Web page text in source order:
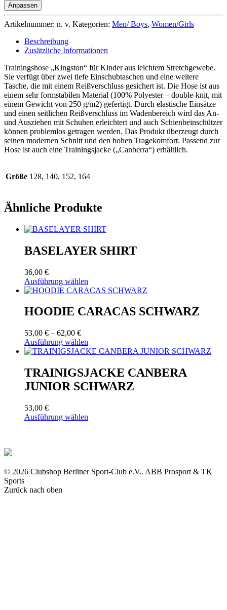
Menge
Anpassen
Artikelnummer: n. v. Kategorien: Men/ Boys, Women/Girls
Beschreibung
Zusätzliche Informationen
Trainingshose „Kingston“ für Kinder aus leichtem Stretchgewebe.
Sie verfügt über zwei tiefe Einschubtaschen und eine weitere
Tasche, die mit einem Reißverschluss gesichert ist. Die Hose ist aus
einem sehr formstabilen Material (100% Polyester – double-knit, mit
einem Gewicht von 250 g/m2) gefertigt. Durch elastische Einsätze
und einen seitlichen Reißverschluss im Wadenbereich wird das An-
und Ausziehen mit Schuhen erleichtert und auch Schienbeinschützer
können problemlos getragen werden. Das Produkt überzeugt durch
seinen modernen Schnitt und den hohen Tragekomfort. Passend zur
Hose ist auch eine Trainingsjacke („Canberra“) erhältlich.
Größe 128, 140, 152, 164
Ähnliche Produkte
BASELAYER SHIRT
36,00 €
Ausführung wählen
Produkt
mehrere
Varianten
Optionen
können
der
Produktseite
gewählt
HOODIE CARACAS SCHWARZ
53,00 € – 62,00 €Preisspanne:
53,00 €
bis
Ausführung wählen
Produkt
mehrere
Varianten
auf.
auf
TRAINIGSJACKE CANBERA
JUNIOR SCHWARZ
53,00 €
Ausführung wählen
Die
© 2026 Clubshop Berliner Sport-Club e.V.. ABB Prosport & TK
Sports
Zurück nach oben